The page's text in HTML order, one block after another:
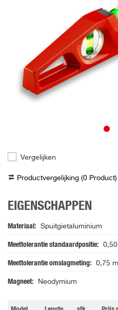
Vergelijken
Productvergelijking (0 Product)
EIGENSCHAPPEN
Materiaal Spuitgietaluminium
Meettolerantie standaardpositie
Meettolerantie omslagmeting 0,75
Magneet Neodymium